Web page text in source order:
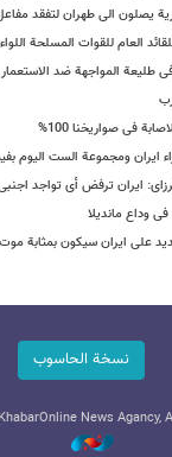
یصلون الى طهران لتفقد
العام للقوات المسلحة
طلیعة المواجهة ضد
فی صواریخنا 100%
ایران ومجموعة الست الیوم
ایران ترفض أی تواجد
وداع ماندیلا
على ایران سیکون بمثابة موت
نسخة الحاسوب
News Agancy,